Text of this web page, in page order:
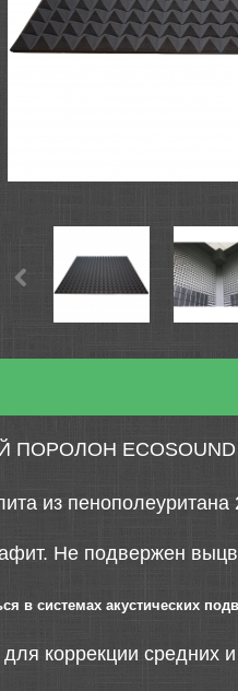
ПОРОЛОН
из
Не подвержен
в системах акустических
коррекции средних и